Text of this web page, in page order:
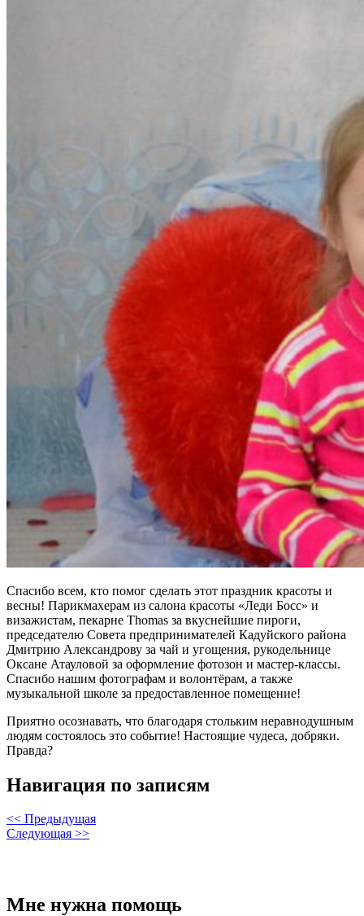
Спасибо всем, кто помог сделать этот праздник красоты и
весны! Парикмахерам из салона красоты «Леди Босс» и
визажистам, пекарне Thomas за вкуснейшие пироги,
председателю Совета предпринимателей Кадуйского района
Дмитрию Александрову за чай и угощения, рукодельнице
Оксане Атауловой за оформление фотозон и мастер-классы.
Спасибо нашим фотографам и волонтёрам, а также
музыкальной школе за предоставленное помещение!
Приятно осознавать, что благодаря стольким неравнодушным
людям состоялось это событие! Настоящие чудеса, добряки.
Правда?
Навигация по записям
<< Предыдущая
Следующая >>
Мне нужна помощь